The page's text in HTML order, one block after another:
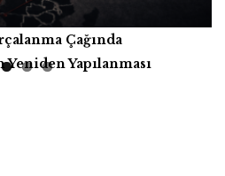
Çağında
Yapılanması
ve İnsanlığın Ortak Refahı